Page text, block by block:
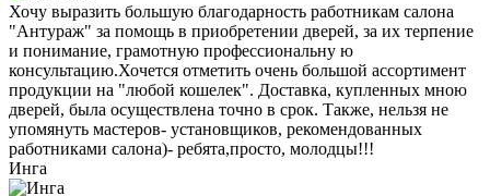
Хочу выразить большую благодарность работникам салона
"Антураж" за помощь в приобретении дверей, за их терпение
и понимание, грамотную профессиональну ю
консультацию.Хочется отметить очень большой ассортимент
продукции на "любой кошелек". Доставка, купленных мною
дверей, была осуществлена точно в срок. Также, нельзя не
упомянуть мастеров- установщиков, рекомендованных
работниками салона)- ребята,просто, молодцы!!!
Инга